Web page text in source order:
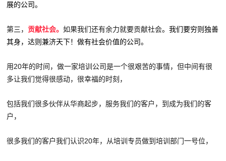
展的公司。
第三，贡献社会。如果我们还有余力就要贡献社会。我们要穷则独善
其身，达则兼济天下！做有社会价值的公司。
用20年的时间，做一家培训公司是一个很艰苦的事情，但中间有很
多让我们觉得很感动，很幸福的时刻，
包括我们很多伙伴从华商起步，服务我们的客户，到成为我们的客
户，
很多我们的客户我们认识20年，从培训专员做到培训部门一号位，